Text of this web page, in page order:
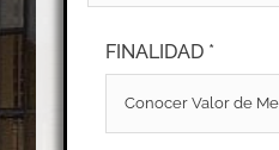
FINALIDAD *